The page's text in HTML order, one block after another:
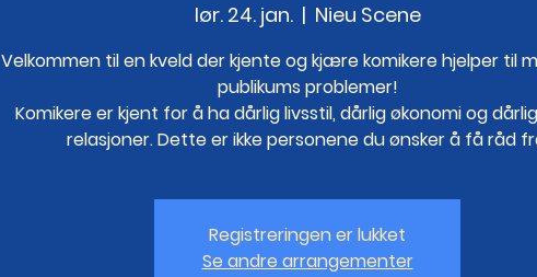
lør. 24. jan.
  |
Nieu Scene
Velkommen til en kveld der kjente og kjære komikere hjelper til
publikums problemer!
Komikere er kjent for å ha dårlig livsstil, dårlig økonomi og
relasjoner. Dette er ikke personene du ønsker å få råd
Registreringen er lukket
Se andre arrangementer